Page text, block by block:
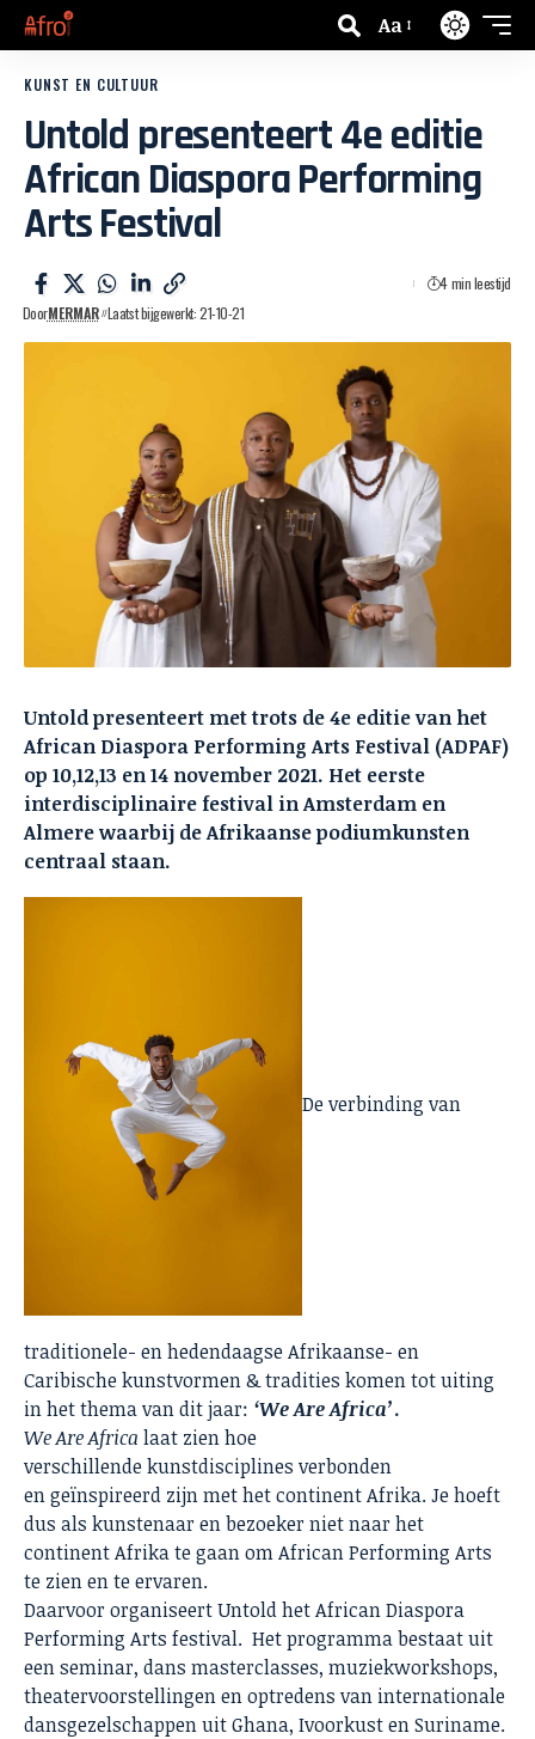
Aa
KUNST EN CULTUUR
Untold presenteert 4e editie
African Diaspora Performing
Arts Festival
DoorMERMAR Laatst bijgewerkt: 21-10-21
4 min leestijd
Untold presenteert met trots de 4e editie van het
African Diaspora Performing Arts Festival (ADPAF)
op 10,12,13 en 14 november 2021. Het eerste
interdisciplinaire festival in Amsterdam en
Almere waarbij de Afrikaanse podiumkunsten
centraal staan.
De verbinding van
traditionele- en hedendaagse Afrikaanse- en
Caribische kunstvormen & tradities komen tot uiting
in het thema van dit jaar: ‘We Are Africa’.
We Are Africa laat zien hoe
verschillende kunstdisciplines verbonden
en geïnspireerd zijn met het continent Afrika. Je hoeft
dus als kunstenaar en bezoeker niet naar het
continent Afrika te gaan om African Performing Arts
te zien en te ervaren.
Daarvoor organiseert Untold het African Diaspora
Performing Arts festival. Het programma bestaat uit
een seminar, dans masterclasses, muziekworkshops,
theatervoorstellingen en optredens van internationale
dansgezelschappen uit Ghana, Ivoorkust en Suriname.